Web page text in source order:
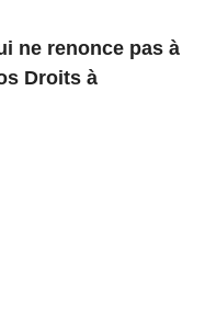
ne renonce pas à
Droits à